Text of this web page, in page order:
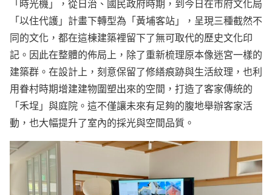
「時光機」，從日治、國民政府時期，到今日在市府文化局
「以住代護」計畫下轉型為「黃埔客站」，呈現三種截然不
同的文化，都在這棟建築裡留下了無可取代的歷史文化印
記。因此在整體的佈局上，除了重新梳理原本像迷宮一樣的
建築群。在設計上，刻意保留了修繕痕跡與生活紋理，也利
用眷村時期增建建物圍塑出來的空間，打造了客家傳統的
「禾埕」與庭院。這不僅讓未來有足夠的腹地舉辦客家活
動，也大幅提升了室內的採光與空間品質。